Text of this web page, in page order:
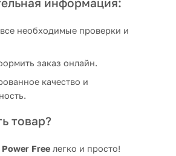
необходимые проверки и
заказ онлайн.
качество и
товар?
Power Free легко и просто!